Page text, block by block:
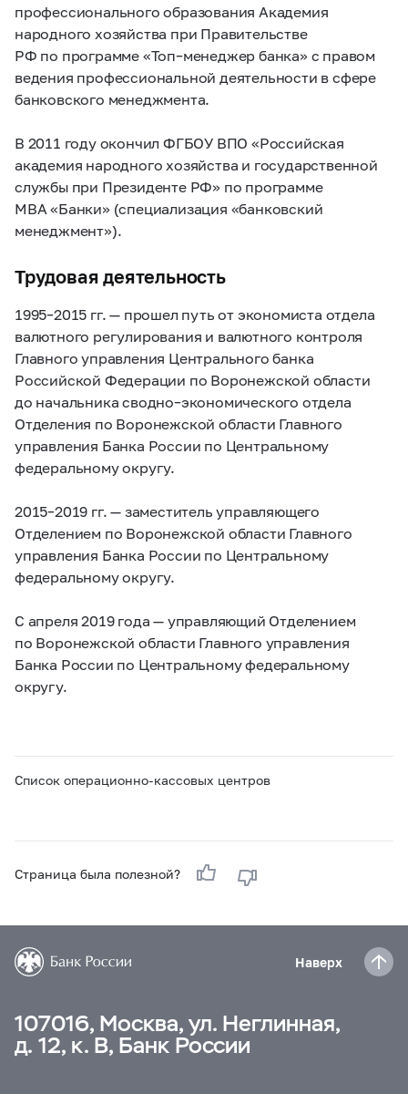
профессионального образования Академия
народного хозяйства при Правительстве
РФ по программе «Топ–менеджер банка» с правом
ведения профессиональной деятельности в сфере
банковского менеджмента.
В 2011 году окончил ФГБОУ ВПО «Российская
академия народного хозяйства и государственной
службы при Президенте РФ» по программе
МВА «Банки» (специализация «банковский
менеджмент»).
Трудовая деятельность
1995–2015 гг. — прошел путь от экономиста отдела
валютного регулирования и валютного контроля
Главного управления Центрального банка
Российской Федерации по Воронежской области
до начальника сводно–экономического отдела
Отделения по Воронежской области Главного
управления Банка России по Центральному
федеральному округу.
2015–2019 гг. — заместитель управляющего
Отделением по Воронежской области Главного
управления Банка России по Центральному
федеральному округу.
С апреля 2019 года — управляющий Отделением
по Воронежской области Главного управления
Банка России по Центральному федеральному
округу.
Список операционно-кассовых центров
Страница была полезной?
Наверх
107016, Москва, ул. Неглинная,
д. 12, к. В, Банк России